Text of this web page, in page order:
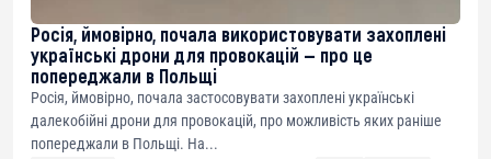
Росія, ймовірно, почала використовувати захоплені
українські дрони для провокацій — про це
попереджали в Польщі
Росія, ймовірно, почала застосовувати захоплені українські
далекобійні дрони для провокацій, про можливість яких раніше
попереджали в Польщі. На...